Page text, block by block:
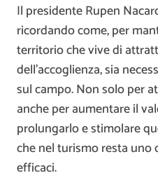
Il presidente Rupen
ricordando come, per
territorio che vive di
dell’accoglienza, sia
sul campo. Non solo per
anche per aumentare il
prolungarlo e stimolare
che nel turismo resta
efficaci.